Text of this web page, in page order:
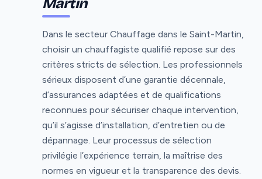
Martin
Dans le secteur Chauffage dans le Saint-Martin,
choisir un chauffagiste qualifié repose sur des
critères stricts de sélection. Les professionnels
sérieux disposent d’une garantie décennale,
d’assurances adaptées et de qualifications
reconnues pour sécuriser chaque intervention,
qu’il s’agisse d’installation, d’entretien ou de
dépannage. Leur processus de sélection
privilégie l’expérience terrain, la maîtrise des
normes en vigueur et la transparence des devis.